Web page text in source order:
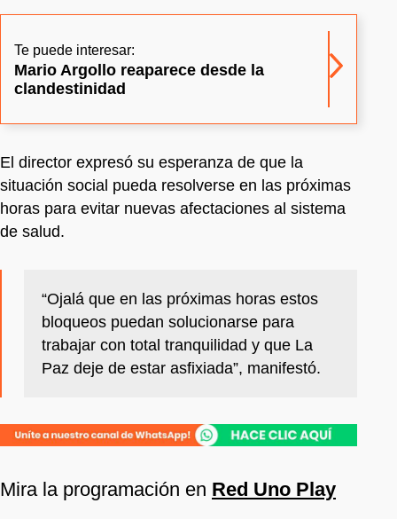
Te puede interesar:
Mario Argollo reaparece desde la
clandestinidad
El director expresó su esperanza de que la
situación social pueda resolverse en las próximas
horas para evitar nuevas afectaciones al sistema
de salud.
“Ojalá que en las próximas horas estos
bloqueos puedan solucionarse para
trabajar con total tranquilidad y que La
Paz deje de estar asfixiada”, manifestó.
Mira la programación en Red Uno Play